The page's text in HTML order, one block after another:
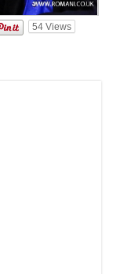
54 Views